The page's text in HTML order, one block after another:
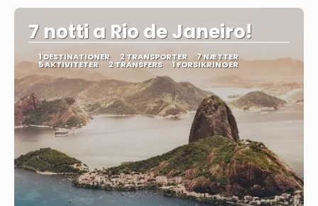
7 notti a Rio de Janeiro!
1 DESTINATIONER 2 TRANSPORTER 7 NÆTTER
5 AKTIVITETER 2 TRANSFERS 1 FORSIKRINGER